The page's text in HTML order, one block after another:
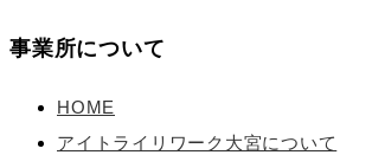
事業所について
HOME
アイトライリワーク大宮について